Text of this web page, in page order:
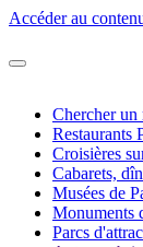
Accéder au
Chercher un
Restaurants
Croisières
Cabarets,
Musées de
Monuments
Parcs